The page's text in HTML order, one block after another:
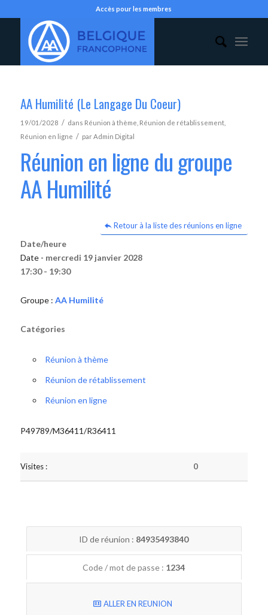
Accès pour les membres
AA Humilité (Le Langage Du Coeur)
19/01/2028 / dans Réunion à thème Réunion de rétablissement,
Réunion en ligne / parAdmin Digital
Réunion en ligne du groupe
AA Humilité
Retour à la liste des réunions en ligne
Date/heure
Date - mercredi 19 janvier 2028
17:30 - 19:30
Groupe : AA Humilité
Catégories
Réunion à thème
Réunion de rétablissement
Réunion en ligne
P49789/M36411/R36411
Visites : 0
ID de réunion : 84935493840
Code / mot de passe : 1234
ALLER EN REUNION